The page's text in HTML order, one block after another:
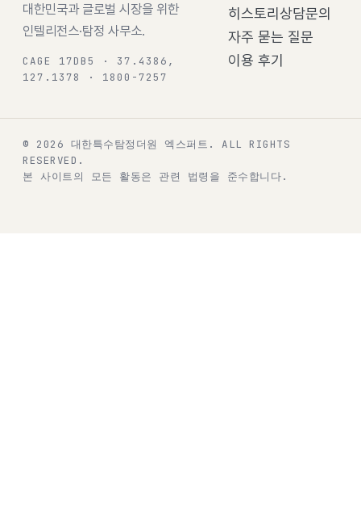
대한민국과 글로벌 시장을 위한
인텔리전스·탐정 사무소.
CAGE 17DB5 · 37.4386,
127.1378 · 1800-7257
히스토리상담문의
자주 묻는 질문
이용 후기
© 2026 대한특수탐정더원 엑스퍼트.
ALL RIGHTS
RESERVED.
본 사이트의 모든 활동은 관련 법령을 준수합니다.